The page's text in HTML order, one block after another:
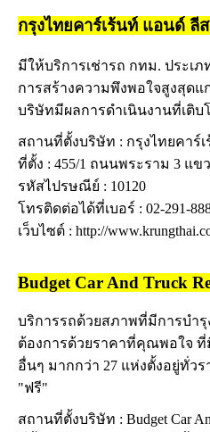
กรุงไทยคาร์เร้นท์ แอนด์ ลี
มีให้บริการเช่ารถ กทม. ประเ
การสร้างความพึงพอใจสูงสุด
บริษัทมีผลการดำเนินงานที่เติบ
สถานที่ตั้งบริษัท : กรุงไทยคาร์
ที่ตั้ง : 455/1 ถนนพระราม 3 แ
รหัสไปรษณีย์ : 10120
โทรติดต่อได้ที่เบอร์ : 02-291-
เว็บไซต์ : http://
Budget Car And Truck
บริการรถด้วยสภาพที่มีการบำรุ
ต้องการด้วยราคาที่คุณพอใจ
อื่นๆ มากกว่า 27 แห่งตั้งอยู่ทั่ว
"ฟรี"
สถานที่ตั้งบริษัท : Budget Car